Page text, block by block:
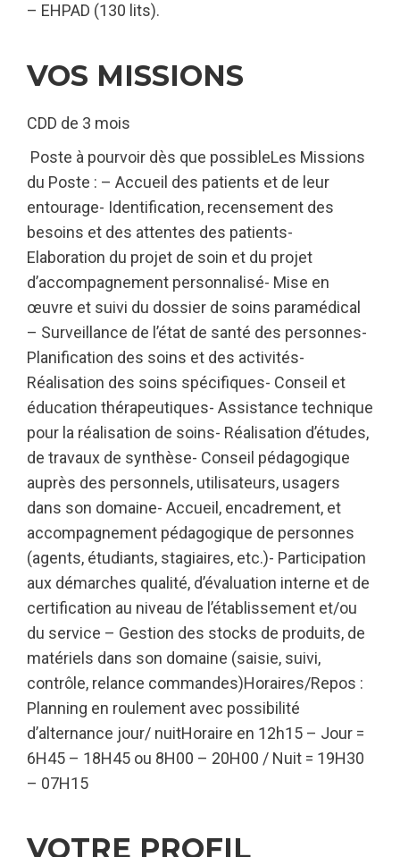
– EHPAD (130 lits).
VOS MISSIONS
CDD de 3 mois
Poste à pourvoir dès que possibleLes Missions
du Poste : – Accueil des patients et de leur
entourage- Identification, recensement des
besoins et des attentes des patients-
Elaboration du projet de soin et du projet
d’accompagnement personnalisé- Mise en
œuvre et suivi du dossier de soins paramédical
– Surveillance de l’état de santé des personnes-
Planification des soins et des activités-
Réalisation des soins spécifiques- Conseil et
éducation thérapeutiques- Assistance technique
pour la réalisation de soins- Réalisation d’études,
de travaux de synthèse- Conseil pédagogique
auprès des personnels, utilisateurs, usagers
dans son domaine- Accueil, encadrement, et
accompagnement pédagogique de personnes
(agents, étudiants, stagiaires, etc.)- Participation
aux démarches qualité, d’évaluation interne et de
certification au niveau de l’établissement et/ou
du service – Gestion des stocks de produits, de
matériels dans son domaine (saisie, suivi,
contrôle, relance commandes)Horaires/Repos :
Planning en roulement avec possibilité
d’alternance jour/ nuitHoraire en 12h15 – Jour =
6H45 – 18H45 ou 8H00 – 20H00 / Nuit = 19H30
– 07H15
VOTRE PROFIL